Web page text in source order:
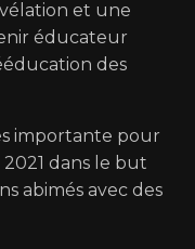
et une
éducateur
des
importante pour
2021 dans le but
abimés avec des